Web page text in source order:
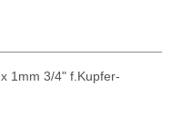
1mm 3/4" f.Kupfer-